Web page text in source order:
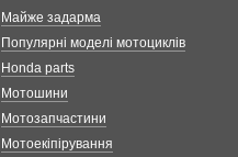
Майже задарма
Популярні моделі мотоциклів
Honda parts
Мотошини
Мотозапчастини
Мотоекіпірування